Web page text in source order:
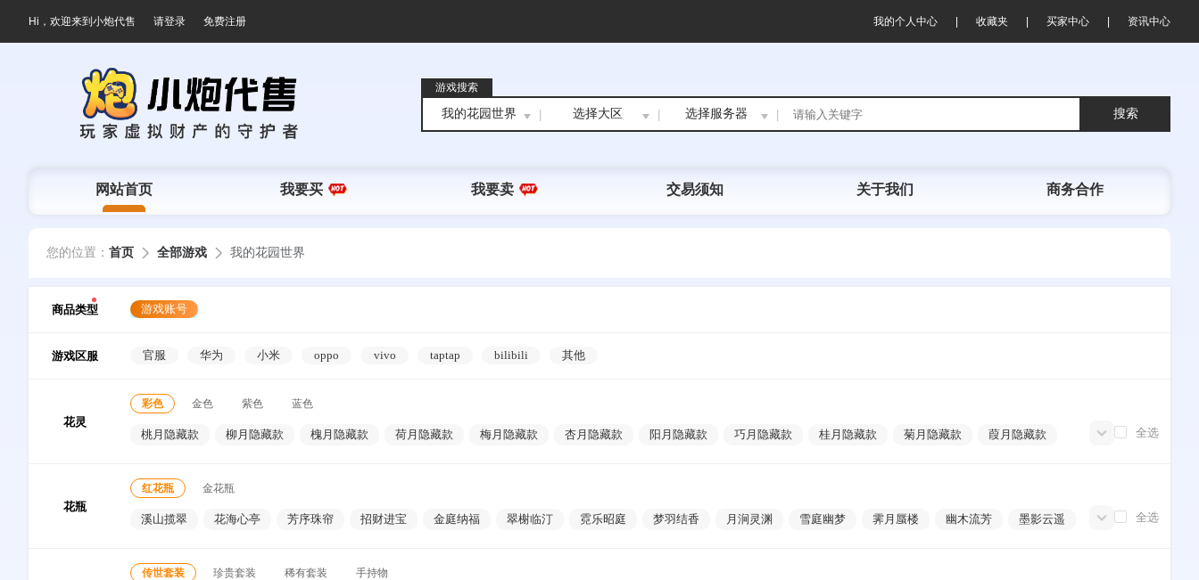
Hi，欢迎来到小炮代售 请登录 免费注册 我的个人中心 收藏夹 买家中心 资讯中心
游戏搜索
我的花园世界 | 选择大区 | 选择服务器 | 搜索
网站首页 我要买 我要卖 交易须知 关于我们 商务合作
您的位置： 首页 全部游戏 我的花园世界
商品类型 游戏账号
游戏区服 官服 华为 小米 oppo vivo taptap bilibili 其他
花灵
彩色 金色 紫色 蓝色
桃月隐藏款 柳月隐藏款 槐月隐藏款 荷月隐藏款 梅月隐藏款 杏月隐藏款 阳月隐藏款 巧月隐藏款 桂月隐藏款 菊月隐藏款 葭月隐藏款 全选
花瓶
红花瓶 金花瓶
溪山揽翠 花海心亭 芳序珠帘 招财进宝 金庭纳福 翠榭临汀 霓乐昭庭 梦羽结香 月涧灵渊 雪庭幽梦 霁月蜃楼 幽木流芳 墨影云遥
桃山灵泽 云藤绕梦 素执凝香
全选
传世套装 珍贵套装 稀有套装 手持物